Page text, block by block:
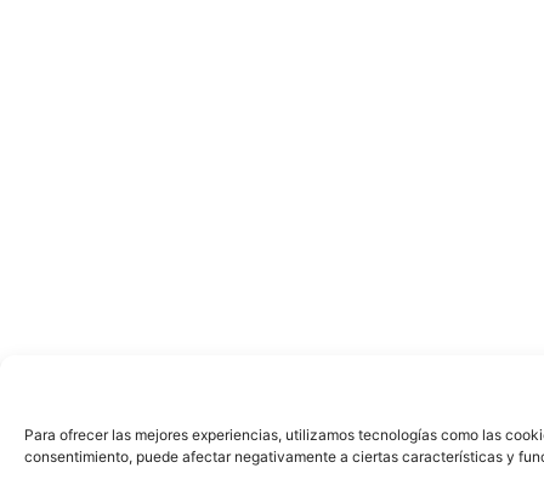
Para ofrecer las mejores experiencias, utilizamos tecnologías como las
consentimiento, puede afectar negativamente a ciertas características y